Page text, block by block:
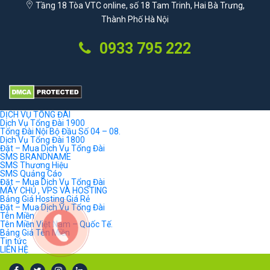
Tầng 18 Tòa VTC online, số 18 Tam Trinh, Hai Bà Trưng,
Thành Phố Hà Nội
0933 795 222
DỊCH VỤ TỔNG ĐÀI
Dịch Vụ Tổng Đài 1900
Tổng Đài Nội Bộ Đầu Số 04 – 08.
Dịch Vụ Tổng Đài 1800
Đặt – Mua Dịch Vụ Tổng Đài
SMS BRANDNAME
SMS Thương Hiệu
SMS Quảng Cáo
Đặt – Mua Dịch Vụ Tổng Đài
MÁY CHỦ , VPS VÀ HOSTING
Bảng Giá Hosting Giá Rẻ
Đặt – Mua Dịch Vụ Tổng Đài
Tên Miền
Tên Miền Việt Nam – Quốc Tế.
Bảng Giá Tên Miền
Tin tức
LIÊN HỆ